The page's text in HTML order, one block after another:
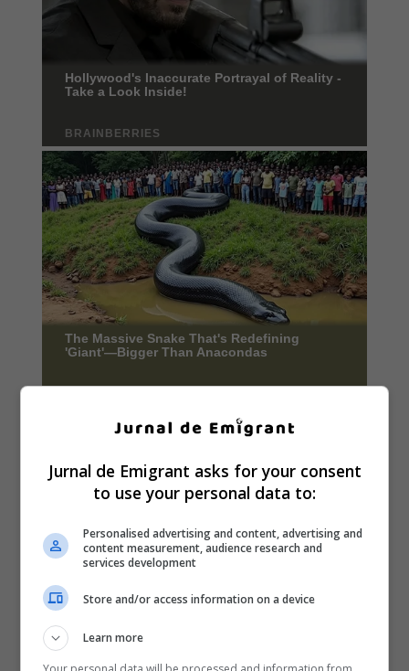
Jurnal de Emigrant asks for your consent
to use your personal data to:
Personalised advertising and content, advertising and
content measurement, audience research and
services development
Store and/or access information on a device
Learn more